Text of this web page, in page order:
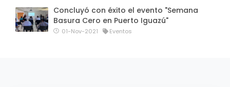
Concluyó con éxito el evento "Semana
Basura Cero en Puerto Iguazú"
01-Nov-2021 Eventos